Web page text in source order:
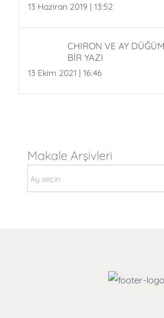
13 Haziran 2019 | 13:52
CHIRON VE AY
BİR YAZI
13 Ekim 2021 | 16:46
Makale Arşivleri
Arşivleri